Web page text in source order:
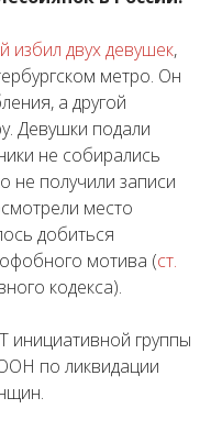
избил двух девушек,
метро. Он
а другой
Девушки подали
не собирались
не получили записи
место
добиться
мотива (ст.
кодекса).
группы
по ликвидации